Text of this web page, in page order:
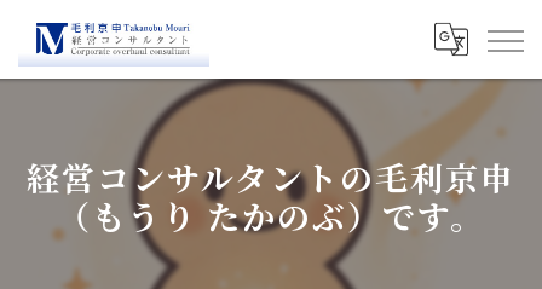
経営コンサルタントの毛利京申
（もうり たかのぶ）です。